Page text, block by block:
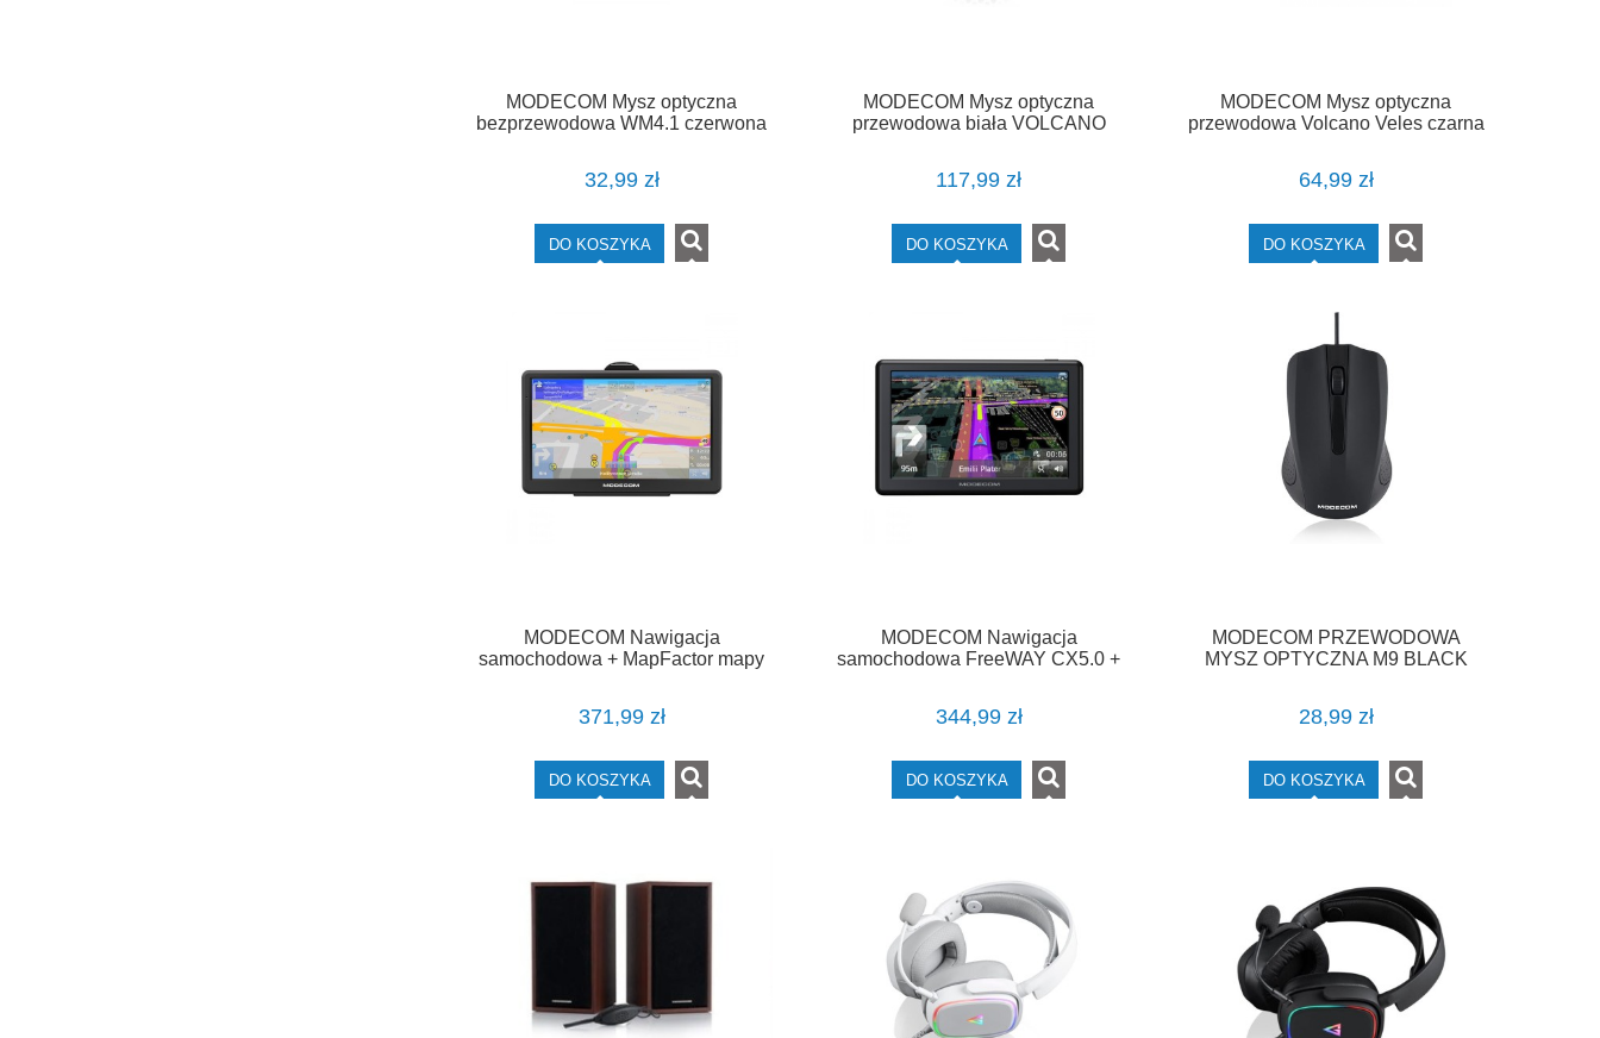
MODECOM Mysz optyczna
bezprzewodowa WM4.1 czerwona
32,99 zł
DO KOSZYKA
MODECOM Mysz optyczna
przewodowa biała VOLCANO
117,99 zł
DO KOSZYKA
MODECOM Mysz optyczna
przewodowa Volcano Veles czarna
64,99 zł
DO KOSZYKA
MODECOM Nawigacja
samochodowa + MapFactor mapy
371,99 zł
DO KOSZYKA
MODECOM Nawigacja
samochodowa FreeWAY CX5.0 +
344,99 zł
DO KOSZYKA
MODECOM PRZEWODOWA
MYSZ OPTYCZNA M9 BLACK
28,99 zł
DO KOSZYKA